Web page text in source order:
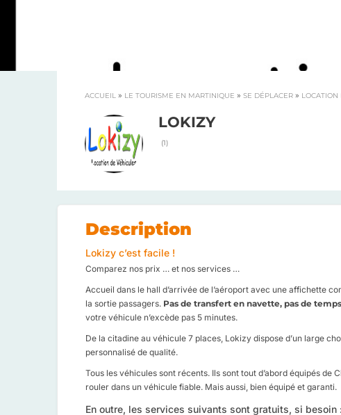
ACCUEIL » LE TOURISME EN MARTINIQUE » SE DÉPLACER » LOCATION
LOKIZY
(1)
Description
Lokizy c’est facile !
Comparez nos prix … et nos services …
Accueil dans le hall d’arrivée de l’aéroport avec une affichette
la sortie passagers. Pas de transfert en navette, pas de
votre véhicule n’excède pas 5 minutes.
De la citadine au véhicule 7 places, Lokizy dispose d’un large
personnalisé de qualité.
Tous les véhicules sont récents. Ils sont tout d’abord équipés de
rouler dans un véhicule fiable. Mais aussi, bien équipé et garanti.
En outre, les services suivants sont gratuits, si besoin :